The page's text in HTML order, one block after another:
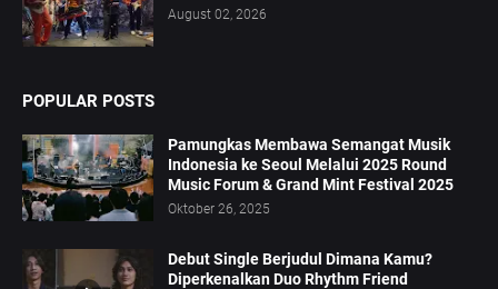
August 02, 2026
POPULAR POSTS
Pamungkas Membawa Semangat Musik
Indonesia ke Seoul Melalui 2025 Round
Music Forum & Grand Mint Festival 2025
Oktober 26, 2025
Debut Single Berjudul Dimana Kamu?
Diperkenalkan Duo Rhythm Friend